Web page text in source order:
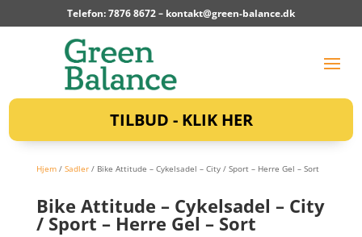
Telefon: 7876 8672 – kontakt@green-balance.dk
TILBUD - KLIK HER
Hjem/ Sadler/ Bike Attitude – Cykelsadel – City / Sport – Herre Gel – Sort
Bike Attitude – Cykelsadel – City
/ Sport – Herre Gel – Sort